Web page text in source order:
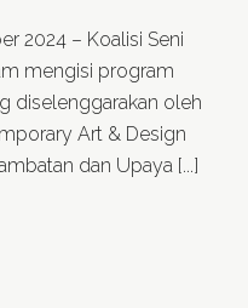
2024 – Koalisi Seni
mengisi program
diselenggarakan oleh
Art & Design
dan Upaya [...]